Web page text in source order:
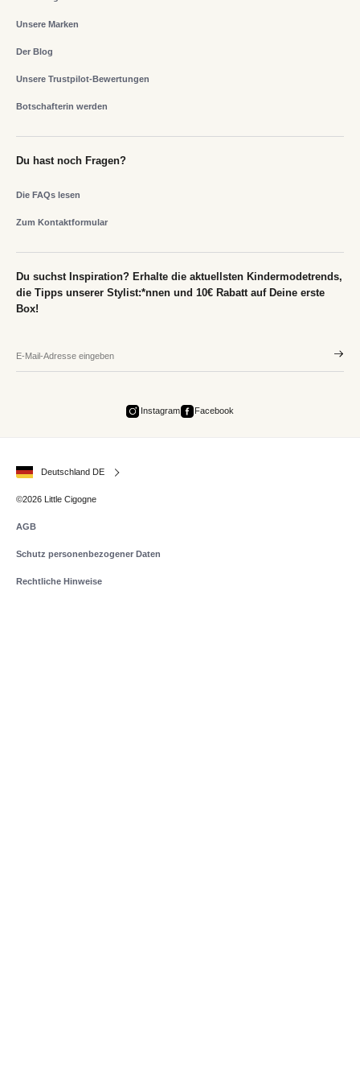
Unsere Marken
Der Blog
Unsere Trustpilot-Bewertungen
Botschafterin werden
Du hast noch Fragen?
Die FAQs lesen
Zum Kontaktformular
Du suchst Inspiration? Erhalte die aktuellsten Kindermodetrends,
die Tipps unserer Stylist:*nnen und 10€ Rabatt auf Deine erste
Box!
Instagram Facebook
Deutschland DE
©2026 Little Cigogne
AGB
Schutz personenbezogener Daten
Rechtliche Hinweise